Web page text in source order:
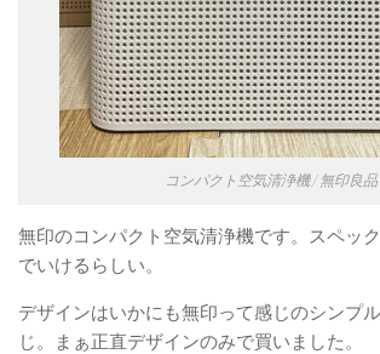
コンパクト空気清浄機 / 無印良品
無印のコンパクト空気清浄機です。スペッ
でいけるらしい。
デザインはいかにも無印って感じのシンプ
じ。まぁ正直デザインのみで買いました。